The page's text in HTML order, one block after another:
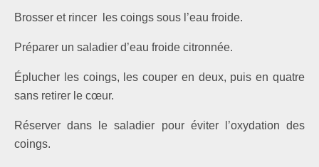
Brosser et rincer les coings sous l’eau froide.
Préparer un saladier d’eau froide citronnée.
Éplucher les coings, les couper en deux, puis en quatre
sans retirer le cœur.
Réserver dans le saladier pour éviter l’oxydation des
coings.